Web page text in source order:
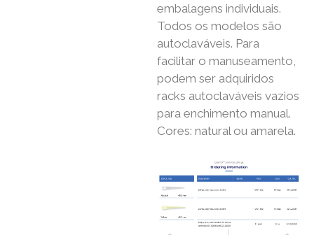
embalagens individuais.
Todos os modelos são
autoclaváveis. Para
facilitar o manuseamento,
podem ser adquiridos
racks autoclaváveis ​​vazios
para enchimento manual.
Cores: natural ou amarela.